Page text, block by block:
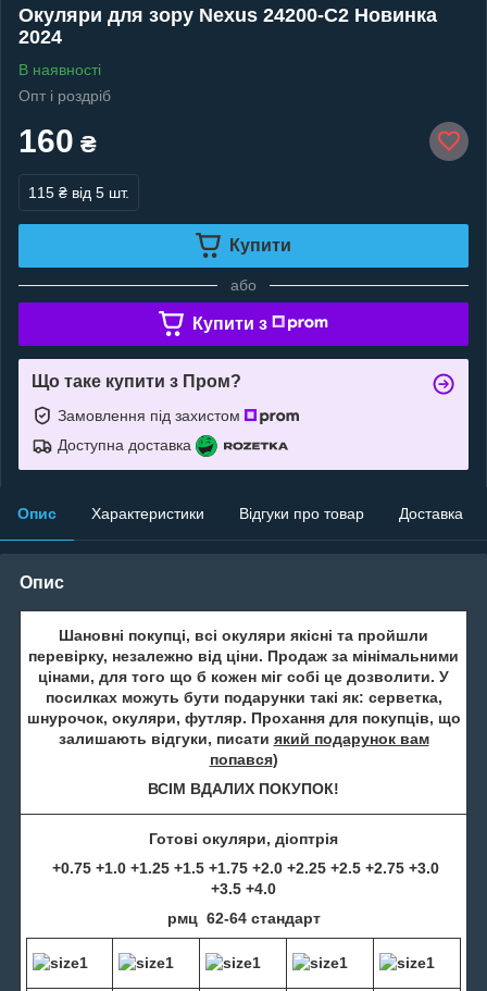
Окуляри для зору Nexus 24200-C2 Новинка
2024
В наявності
Опт і роздріб
160 ₴
115 ₴ від 5 шт.
Купити
або
Купити з
Що таке купити з Пром?
Замовлення під захистом
Доступна доставка
Опис Характеристики Відгуки про товар Доставка
Опис
Шановні покупці, всі окуляри якісні та пройшли
перевірку, незалежно від ціни. Продаж за мінімальними
цінами, для того що б кожен міг собі це дозволити. У
посилках можуть бути подарунки такі як: серветка,
шнурочок, окуляри, футляр. Прохання для покупців, що
залишають відгуки, писати який подарунок вам
попався)
ВСІМ ВДАЛИХ ПОКУПОК!
Готові окуляри, діоптрія
+0.75 +1.0 +1.25 +1.5 +1.75 +2.0 +2.25 +2.5 +2.75 +3.0
+3.5 +4.0
рмц 62-64 стандарт